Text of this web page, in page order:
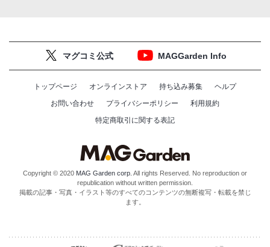
マグコミ公式 MAGGarden Info
トップページ オンラインストア 持ち込み募集
ヘルプ
お問い合わせ
プライバシーポリシー
利用規約
特定商取引に関する表記
Copyright © 2020 MAG Garden corp. All rights Reserved. No reproduction or
republication without written permission.
掲載の記事・写真・イラスト等のすべてのコンテンツの無断複写・転載を禁じ
ます。